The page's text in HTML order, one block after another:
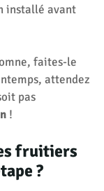
installé avant
faites-le
attendez
pas
!
fruitiers
?